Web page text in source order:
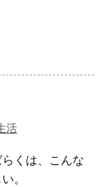
活
くは、こんな
。